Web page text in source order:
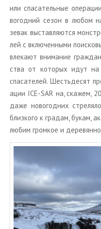
или спа­са­тель­ные
во­год­ний сезон в любом
зевак вы­став­ля­ют­ся
лей с вклю­чен­ны­ми
вле­ка­ют вни­ма­ние
ства от ко­то­рых идут на
спа­са­те­лей. Ше­сть­де­сят
а­ции ICE-SAR на, ска­жем,
да­же но­во­год­них
близ­ко­го к гра­дам, букам,
любим гром­кое и